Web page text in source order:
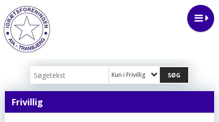
Kun i Frivillig
Frivillig